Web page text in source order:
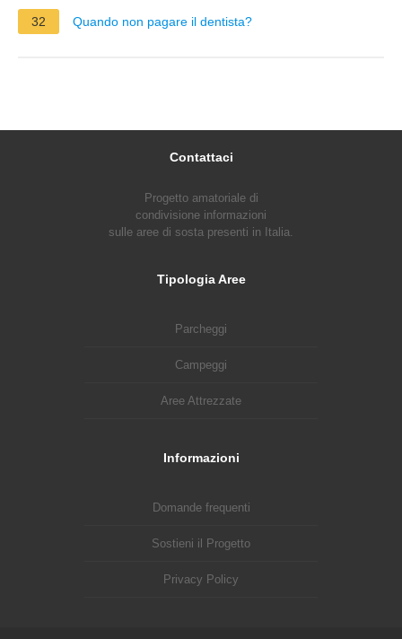
32 Quando non pagare il dentista?
Contattaci
Progetto amatoriale di
condivisione informazioni
sulle aree di sosta presenti in Italia.
Tipologia Aree
Parcheggi
Campeggi
Aree Attrezzate
Informazioni
Domande frequenti
Sostieni il Progetto
Privacy Policy